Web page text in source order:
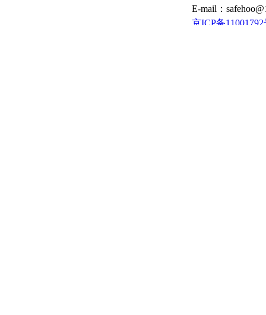
E-mail：
京ICP备11001792